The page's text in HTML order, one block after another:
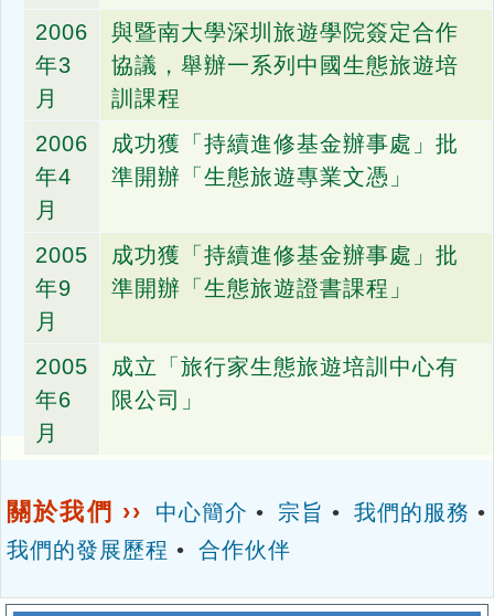
2006
年3
月
與暨南大學深圳旅遊學院簽定合作
協議，舉辦一系列中國生態旅遊培
訓課程
2006
年4
月
成功獲「持續進修基金辦事處」批
準開辦「生態旅遊專業文憑」
2005
年9
月
成功獲「持續進修基金辦事處」批
準開辦「生態旅遊證書課程」
2005
年6
月
成立「旅行家生態旅遊培訓中心有
限公司」
關於我們 ›› 中心簡介 • 宗旨 • 我們的服務 •
我們的發展歷程 • 合作伙伴